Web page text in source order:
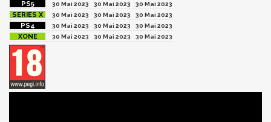
30 Mai 2023
30 Mai 2023
30 Mai 2023
30 Mai 2023
30 Mai 2023
30 Mai 2023
30 Mai 2023
30 Mai 2023
30 Mai 2023
30 Mai 2023
30 Mai 2023 30 Mai 2023